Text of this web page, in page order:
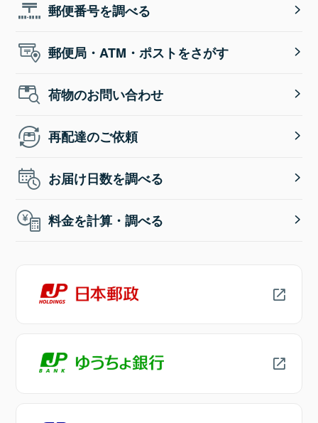
郵便番号を調べる
郵便局・ATM・ポストをさがす
荷物のお問い合わせ
再配達のご依頼
お届け日数を調べる
料金を計算・調べる